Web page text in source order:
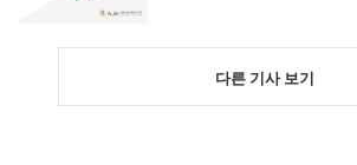
다른 기사 보기